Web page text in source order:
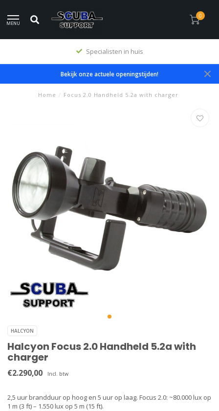
MENU
0
Specialisten in huis
Bekijk onze actuele openingstijden!
Home / Focus 2.0 Handheld 5.2a with charger
HALCYON
Halcyon Focus 2.0 Handheld 5.2a with
charger
€2.290,00 Incl. btw
2,5 uur brandduur op hoog en 5 uur op laag. Focus 2.0: ~80.000 lux op
1 m (3 ft) – 1.550 lux op 5 m (15 ft).